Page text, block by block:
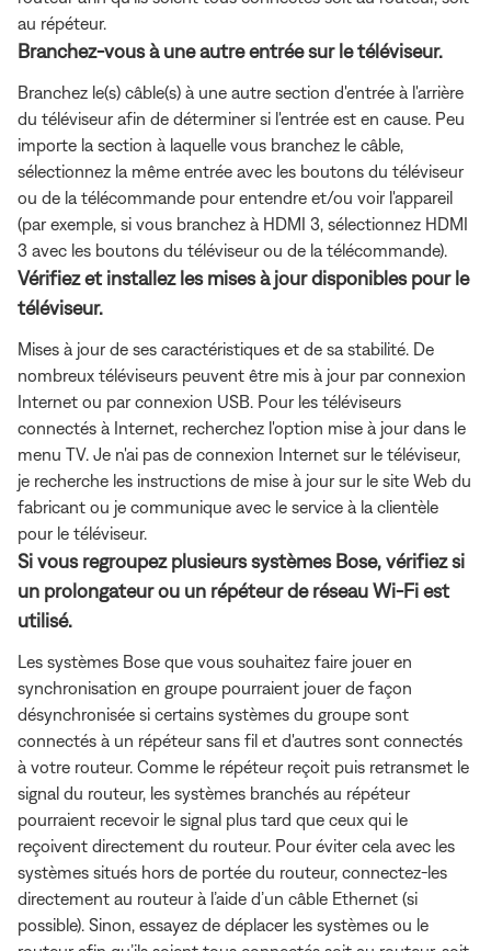
au répéteur.
Branchez-vous à une autre entrée sur le téléviseur.
Branchez le(s) câble(s) à une autre section d'entrée à l'arrière
du téléviseur afin de déterminer si l'entrée est en cause. Peu
importe la section à laquelle vous branchez le câble,
sélectionnez la même entrée avec les boutons du téléviseur
ou de la télécommande pour entendre et/ou voir l'appareil
(par exemple, si vous branchez à HDMI 3, sélectionnez HDMI
3 avec les boutons du téléviseur ou de la télécommande).
Vérifiez et installez les mises à jour disponibles pour le
téléviseur.
Mises à jour de ses caractéristiques et de sa stabilité. De
nombreux téléviseurs peuvent être mis à jour par connexion
Internet ou par connexion USB. Pour les téléviseurs
connectés à Internet, recherchez l'option mise à jour dans le
menu TV. Je n'ai pas de connexion Internet sur le téléviseur,
je recherche les instructions de mise à jour sur le site Web du
fabricant ou je communique avec le service à la clientèle
pour le téléviseur.
Si vous regroupez plusieurs systèmes Bose, vérifiez si
un prolongateur ou un répéteur de réseau Wi-Fi est
utilisé.
Les systèmes Bose que vous souhaitez faire jouer en
synchronisation en groupe pourraient jouer de façon
désynchronisée si certains systèmes du groupe sont
connectés à un répéteur sans fil et d'autres sont connectés
à votre routeur. Comme le répéteur reçoit puis retransmet le
signal du routeur, les systèmes branchés au répéteur
pourraient recevoir le signal plus tard que ceux qui le
reçoivent directement du routeur. Pour éviter cela avec les
systèmes situés hors de portée du routeur, connectez-les
directement au routeur à l’aide d’un câble Ethernet (si
possible). Sinon, essayez de déplacer les systèmes ou le